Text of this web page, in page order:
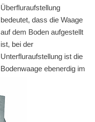
Überfluraufstellung
bedeutet, dass die Waage
auf dem Boden aufgestellt
ist, bei der
Unterfluraufstellung ist die
Bodenwaage ebenerdig im